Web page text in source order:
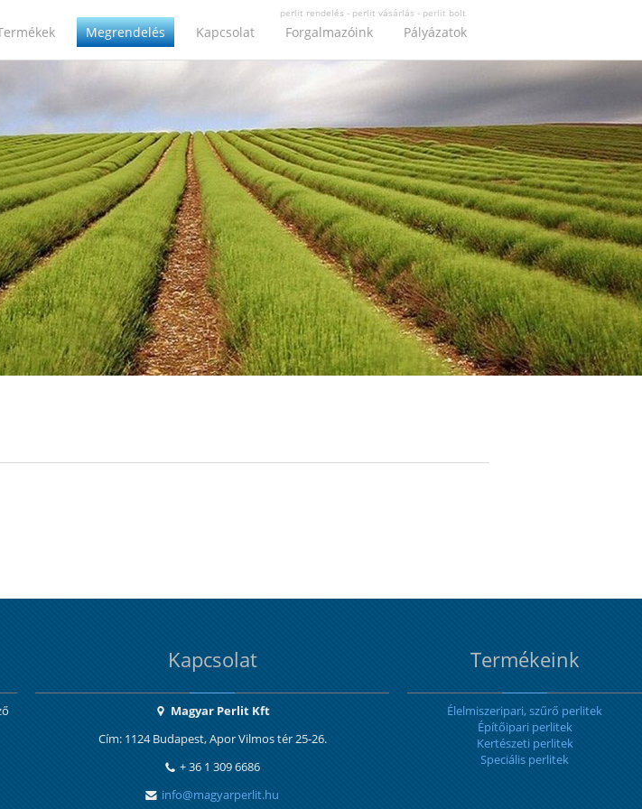
perlit rendelés - perlit vásárlás - perlit bolt
Megrendelés Kapcsolat Forgalmazóink Pályázatok
Kapcsolat
Magyar Perlit Kft
Cím: 1124 Budapest, Apor Vilmos tér 25-26.
+ 36 1 309 6686
info@magyarperlit.hu
Termékeink
Élelmiszeripari, szűrő perlitek
Építőipari perlitek
Kertészeti perlitek
Speciális perlitek